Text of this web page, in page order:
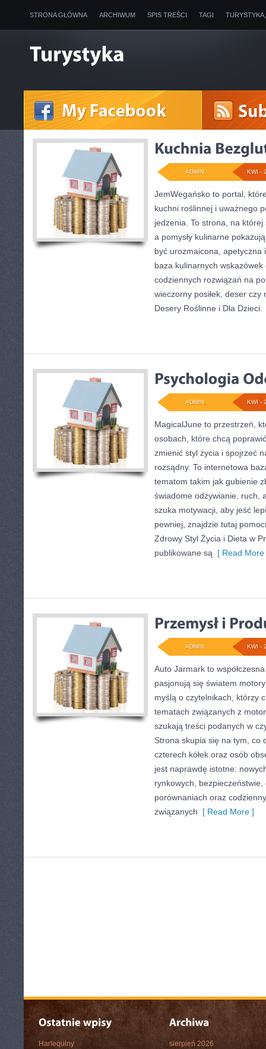
STRONA GŁÓWNA ARCHIWUM SPIS TREŚCI TAGI
KWI -
ADMIN
JemWegańsko to portal,
kuchni roślinnej i uważnego
jedzenia. To strona, na
a pomysły kulinarne
być urozmaicona, apetyczna
baza kulinarnych
codziennych rozwiązań na
wieczorny posiłek, deser czy
Desery Roślinne i Dla Dzieci.
KWI -
ADMIN
MagicalJune to przestrzeń,
osobach, które chcą
zmienić styl życia i spojrzeć
rozsądny. To internetowa
tematom takim jak gubienie
świadome odżywianie, ruch,
szuka motywacji, aby jeść
pewniej, znajdzie tutaj
Zdrowy Styl Życia i Dieta w
publikowane są [ Read More
KWI -
ADMIN
Auto Jarmark to
pasjonują się światem
myślą o czytelnikach, którzy
tematach związanych z
szukają treści podanych w
Strona skupia się na tym, co
czterech kółek oraz osób
jest naprawdę istotne:
rynkowych,
porównaniach oraz
związanych [ Read More ]
Harlequiny
sierpień 2026